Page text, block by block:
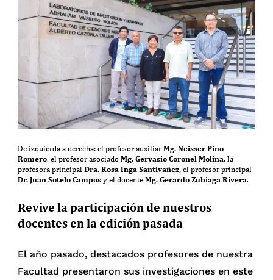
De izquierda a derecha: el profesor auxiliarMg.Neisser Pino
Romero, el profesor asociadoMg. Gervasio Coronel Molina, la
profesora principal Dra. Rosa Inga Santivañez,el profesor principal
Dr. Juan Sotelo Camposy el docenteMg. Gerardo Zubiaga Rivera.
Revive la participación de nuestros
docentes en la edición pasada
El año pasado, destacados profesores de nuestra
Facultad presentaron sus investigaciones en este